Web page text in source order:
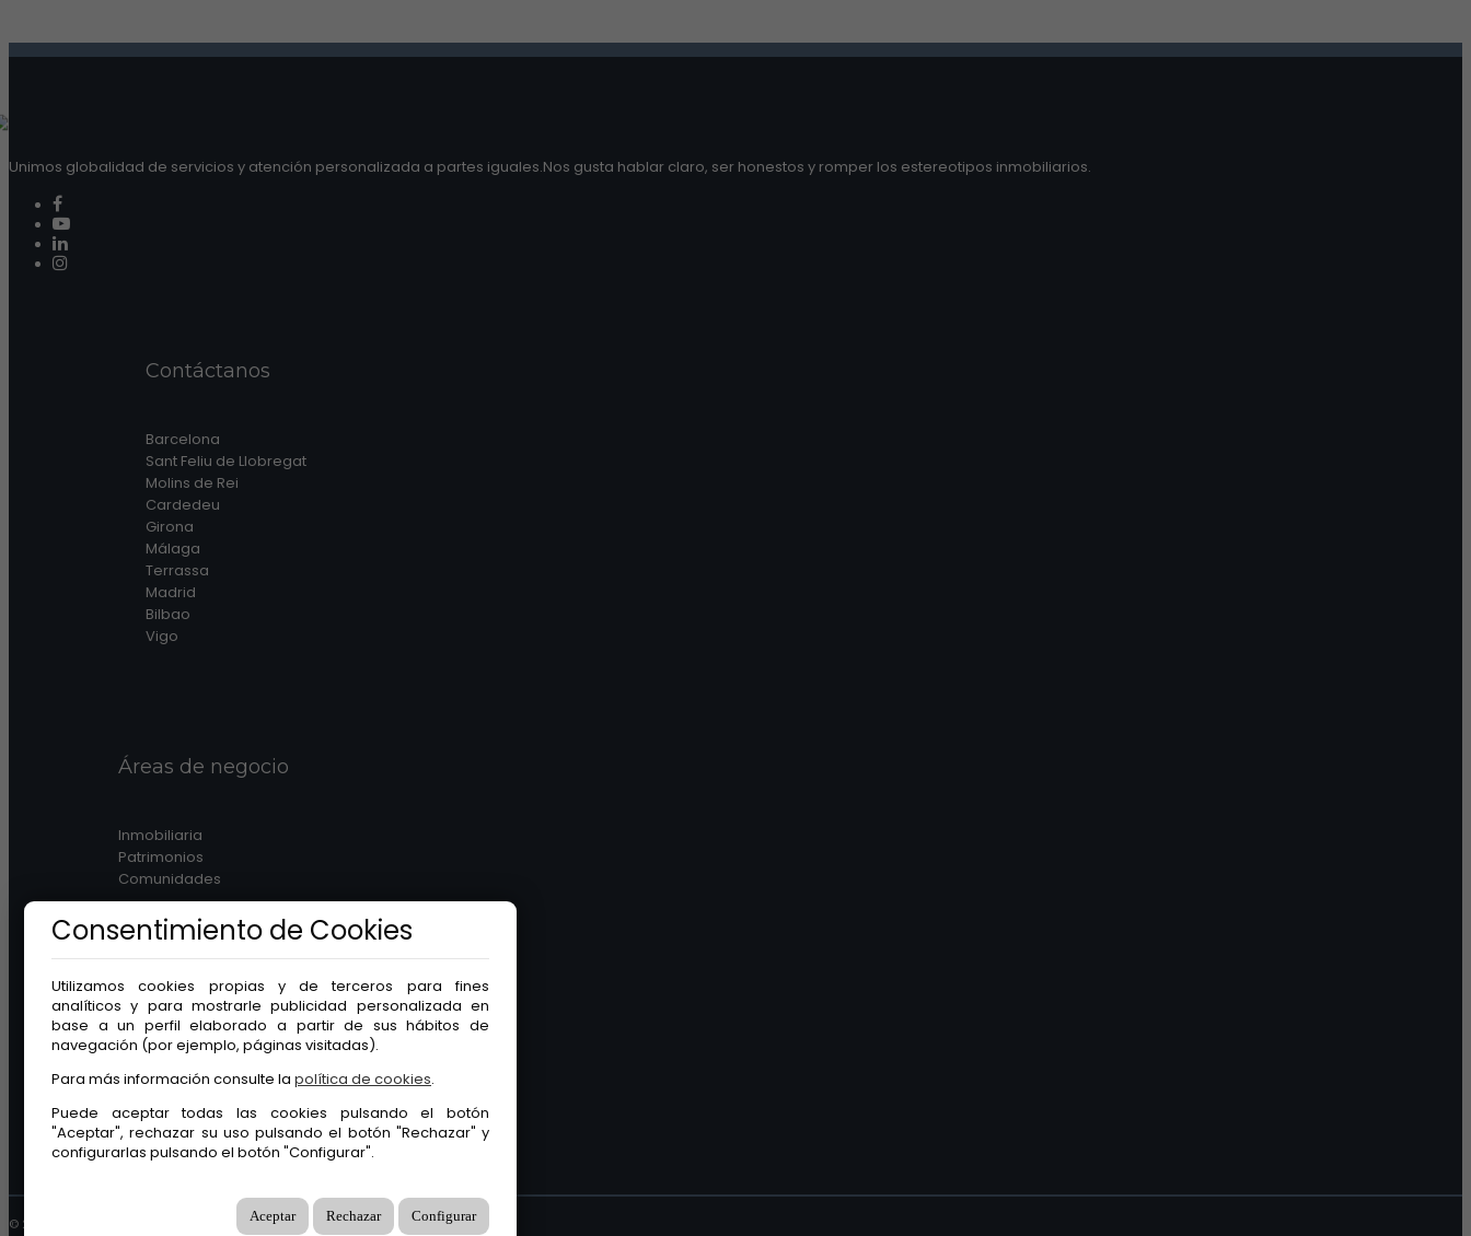
Unimos globalidad de servicios y atención personalizada a partes iguales.Nos gusta hablar claro, ser honestos y romper los estereotipos inmobiliarios.
Contáctanos
Barcelona
Sant Feliu de Llobregat
Molins de Rei
Cardedeu
Girona
Málaga
Terrassa
Madrid
Bilbao
Vigo
Áreas de negocio
Inmobiliaria
Patrimonios
Comunidades
Legal
Aviso legal
Política de cookies
Canal ético
© 2026 GuinotPrunera Todos los derechos reservados |Creado con Mobilia
Consentimiento de Cookies
Utilizamos cookies propias y de terceros para fines
analíticos y para mostrarle publicidad personalizada en
base a un perfil elaborado a partir de sus hábitos de
navegación (por ejemplo, páginas visitadas).
Para más información consulte la política de cookies.
Puede aceptar todas las cookies pulsando el botón
"Aceptar", rechazar su uso pulsando el botón "Rechazar" y
configurarlas pulsando el botón "Configurar".
Aceptar Rechazar Configurar